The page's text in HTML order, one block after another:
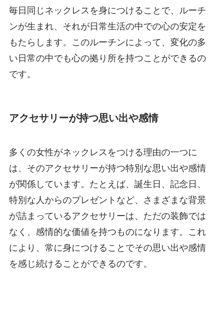
毎日同じネックレスを身につけることで、ルーチ
ンが生まれ、それが日常生活の中での心の安定を
もたらします。このルーチンによって、変化の多
い日常の中でも心の拠り所を持つことができるの
です。
アクセサリーが持つ思い出や感情
多くの女性がネックレスをつける理由の一つに
は、そのアクセサリーが持つ特別な思い出や感情
が関係しています。たとえば、誕生日、記念日、
特別な人からのプレゼントなど、さまざまな背景
が詰まっているアクセサリーは、ただの装飾では
なく、感情的な価値を持つものになります。これ
により、常に身につけることでその思い出や感情
を感じ続けることができるのです。